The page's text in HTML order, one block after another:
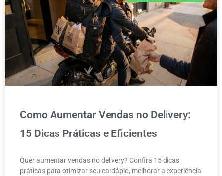
Como Aumentar Vendas no Delivery:
15 Dicas Práticas e Eficientes
Quer aumentar vendas no delivery? Confira 15 dicas
práticas para otimizar seu cardápio, melhorar a experiência